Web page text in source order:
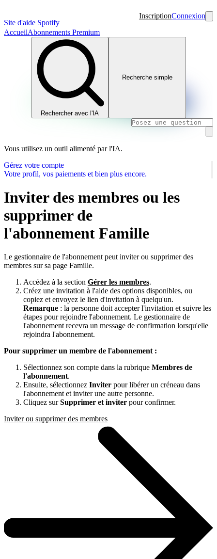
Site d'aide Spotify
InscriptionConnexion
AccueilAbonnements Premium
Rechercher avec l'IA
Recherche simple
Vous utilisez un outil alimenté par l'IA.
Gérez votre compte
Votre profil, vos paiements et bien plus encore.
Inviter des membres ou les
supprimer de
l'abonnement Famille
Le gestionnaire de l'abonnement peut inviter ou supprimer des
membres sur sa page Famille.
Accédez à la section Gérer les membres.
Créez une invitation à l'aide des options disponibles, ou
copiez et envoyez le lien d'invitation à quelqu'un.
Remarque : la personne doit accepter l'invitation et suivre les
étapes pour rejoindre l'abonnement. Le gestionnaire de
l'abonnement recevra un message de confirmation lorsqu'elle
rejoindra l'abonnement.
Pour supprimer un membre de l'abonnement :
Sélectionnez son compte dans la rubrique Membres de
l'abonnement.
Ensuite, sélectionnez Inviter pour libérer un créneau dans
l'abonnement et inviter une autre personne.
Cliquez surSupprimer et inviter pour confirmer.
Inviter ou supprimer des membres